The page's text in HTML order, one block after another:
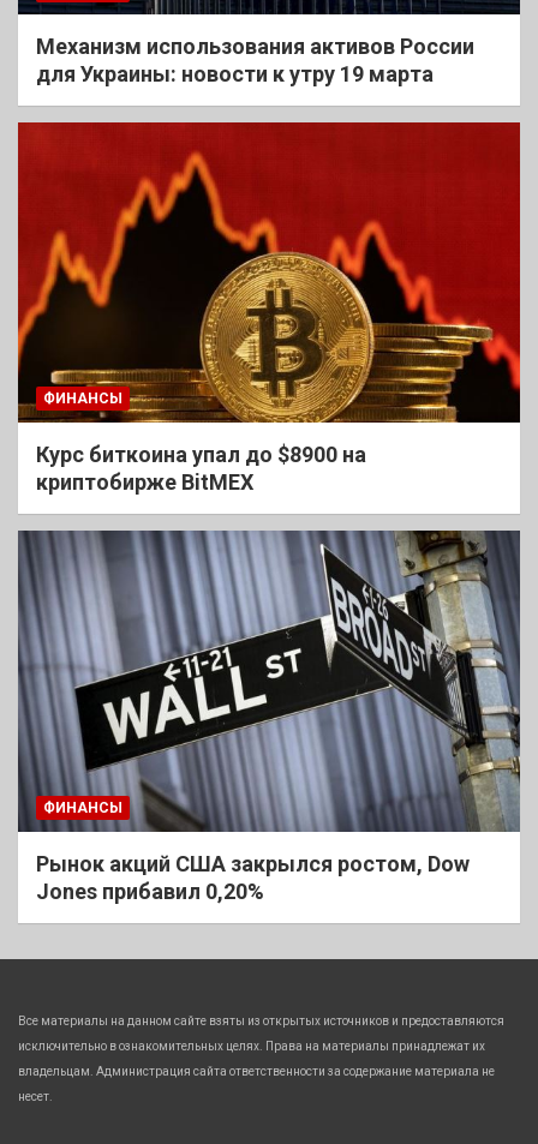
Механизм использования активов России
для Украины: новости к утру 19 марта
ФИНАНСЫ
Курс биткоина упал до $8900 на
криптобирже BitMEX
ФИНАНСЫ
Рынок акций США закрылся ростом, Dow
Jones прибавил 0,20%
Все материалы на данном сайте взяты из открытых источников и предоставляются
исключительно в ознакомительных целях. Права на материалы принадлежат их
владельцам. Администрация сайта ответственности за содержание материала не
несет.